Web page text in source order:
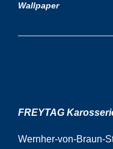
Wallpaper
FREYTAG
Wernher-von-Braun-